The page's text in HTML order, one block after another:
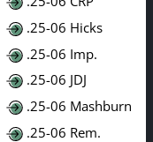
.25-06 Hicks
.25-06 Imp.
.25-06 JDJ
.25-06 Mashburn
.25-06 Rem.